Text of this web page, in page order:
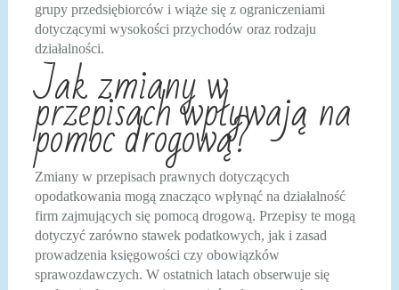
grupy przedsiębiorców i wiąże się z ograniczeniami
dotyczącymi wysokości przychodów oraz rodzaju
działalności.
Jak zmiany w
przepisach wpływają na
pomoc drogową?
Zmiany w przepisach prawnych dotyczących
opodatkowania mogą znacząco wpłynąć na działalność
firm zajmujących się pomocą drogową. Przepisy te mogą
dotyczyć zarówno stawek podatkowych, jak i zasad
prowadzenia księgowości czy obowiązków
sprawozdawczych. W ostatnich latach obserwuje się